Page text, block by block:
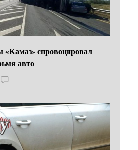
«Камаз» спровоцировал
авто